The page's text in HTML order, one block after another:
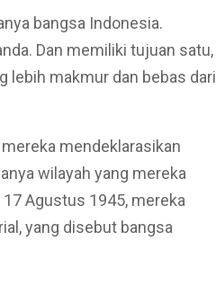
bangsa Indonesia.
Dan memiliki tujuan satu,
lebih makmur dan bebas dari
mendeklarasikan
wilayah yang mereka
Agustus 1945, mereka
yang disebut bangsa